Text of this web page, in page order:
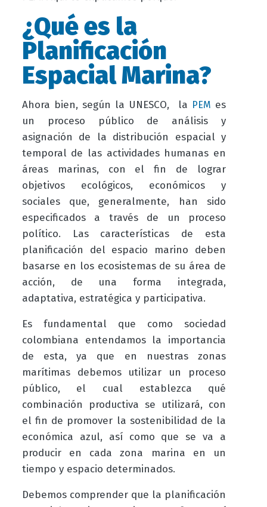
¿Qué es la
Planificación
Espacial Marina?
Ahora bien, según la UNESCO, la PEM es
un proceso público de análisis y
asignación de la distribución espacial y
temporal de las actividades humanas en
áreas marinas, con el fin de lograr
objetivos ecológicos, económicos y
sociales que, generalmente, han sido
especificados a través de un proceso
político. Las características de esta
planificación del espacio marino deben
basarse en los ecosistemas de su área de
acción, de una forma integrada,
adaptativa, estratégica y participativa.
Es fundamental que como sociedad
colombiana entendamos la importancia
de esta, ya que en nuestras zonas
marítimas debemos utilizar un proceso
público, el cual establezca qué
combinación productiva se utilizará, con
el fin de promover la sostenibilidad de la
económica azul, así como que se va a
producir en cada zona marina en un
tiempo y espacio determinados.
Debemos comprender que la planificación